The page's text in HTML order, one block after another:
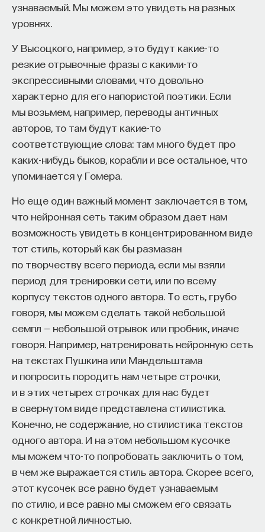
узнаваемый. Мы можем это увидеть на разных
уровнях.
У Высоцкого, например, это будут какие-то
резкие отрывочные фразы с какими-то
экспрессивными словами, что довольно
характерно для его напористой поэтики. Если
мы возьмем, например, переводы античных
авторов, то там будут какие-то
соответствующие слова: там много будет про
каких-нибудь быков, корабли и все остальное, что
упоминается у Гомера.
Но еще один важный момент заключается в том,
что нейронная сеть таким образом дает нам
возможность увидеть в концентрированном виде
тот стиль, который как бы размазан
по творчеству всего периода, если мы взяли
период для тренировки сети, или по всему
корпусу текстов одного автора. То есть, грубо
говоря, мы можем сделать такой небольшой
семпл — небольшой отрывок или пробник, иначе
говоря. Например, натренировать нейронную сеть
на текстах Пушкина или Мандельштама
и попросить породить нам четыре строчки,
и в этих четырех строчках для нас будет
в свернутом виде представлена стилистика.
Конечно, не содержание, но стилистика текстов
одного автора. И на этом небольшом кусочке
мы можем что-то попробовать заключить о том,
в чем же выражается стиль автора. Скорее всего,
этот кусочек все равно будет узнаваемым
по стилю, и все равно мы сможем его связать
с конкретной личностью.
До некоторой степени мы уже освоили технику,
технология, которая основывается на фотонных
кристаллах. Фотонные кристаллы — это на самом
деле просто набор дырок в полупроводнике.
Но это упорядоченный набор дырок, который
образует что-то похожее на кристаллическую
решетку в твердых телах. Мы знаем, что
в алмазах, в кварце есть жестко упорядоченная
кристаллическая решетка. В полупроводниках
наличие такой кристаллической решетки
приводит к тому, что для электронов возникают
запрещенные зоны и разрешенные зоны, которые
Если электрон в зоне проводимости, он может
кристаллы — то же самое, только применительно
к свету. За счет регулярной структуры дырок тот
потенциал, который видит для себя свет, имеет
разрешенные и запрещенные зоны. Если свет
попадает в запрещенную зону, он не может
Есть идея, никем еще не проверенная, что можно
использовать свойства фотонных кристаллов для
того, чтобы атом сам формировал для себя
резонатор и сам начинал «разговаривать» с этой
структурой. Поскольку все атомы одинаковые, то,
если несколько атомов подносить к одной
структуре, они будут «разговаривать» друг
с другом. Но это открытый вопрос, такого